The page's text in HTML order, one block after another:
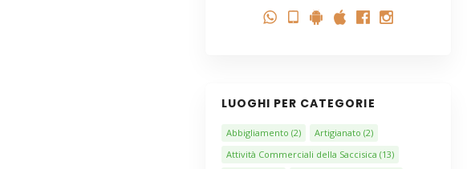
LUOGHI PER CATEGORIE
Abbigliamento (2) Artigianato (2)
Attività Commerciali della Saccisica (13)